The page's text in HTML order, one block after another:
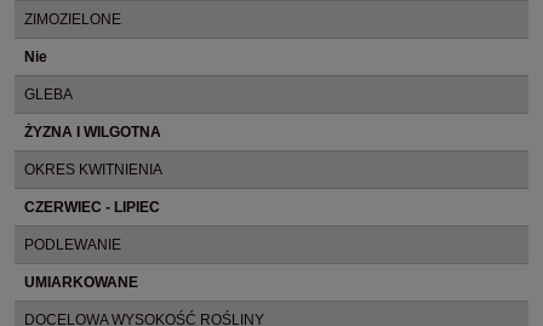
ZIMOZIELONE
Nie
GLEBA
ŻYZNA I WILGOTNA
OKRES KWITNIENIA
CZERWIEC - LIPIEC
PODLEWANIE
UMIARKOWANE
DOCELOWA WYSOKOŚĆ ROŚLINY